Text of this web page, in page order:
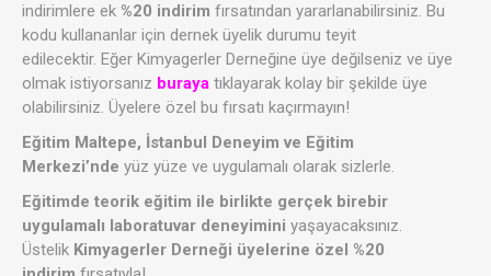
indirimlere ek %20 indirim fırsatından yararlanabilirsiniz. Bu
kodu kullananlar için dernek üyelik durumu teyit
edilecektir. Eğer Kimyagerler Derneğine üye değilseniz ve üye
olmak istiyorsanız buraya tıklayarak kolay bir şekilde üye
olabilirsiniz. Üyelere özel bu fırsatı kaçırmayın!
Eğitim Maltepe, İstanbul Deneyim ve Eğitim
Merkezi’nde yüz yüze ve uygulamalı olarak sizlerle.
Eğitimde teorik eğitim ile birlikte gerçek birebir
uygulamalı laboratuvar deneyimini yaşayacaksınız.
Üstelik Kimyagerler Derneği üyelerine özel %20